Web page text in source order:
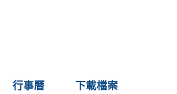
行事曆 下載檔案